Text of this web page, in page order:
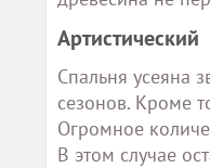
Артистический
Спальня усеяна
сезонов. Кроме
Огромное
В этом случае